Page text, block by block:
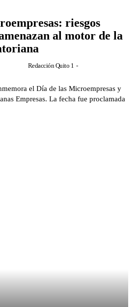
riesgos
al motor de la
Redacción Quito 1 -
el Día de las Microempresas y
Empresas. La fecha fue proclamada